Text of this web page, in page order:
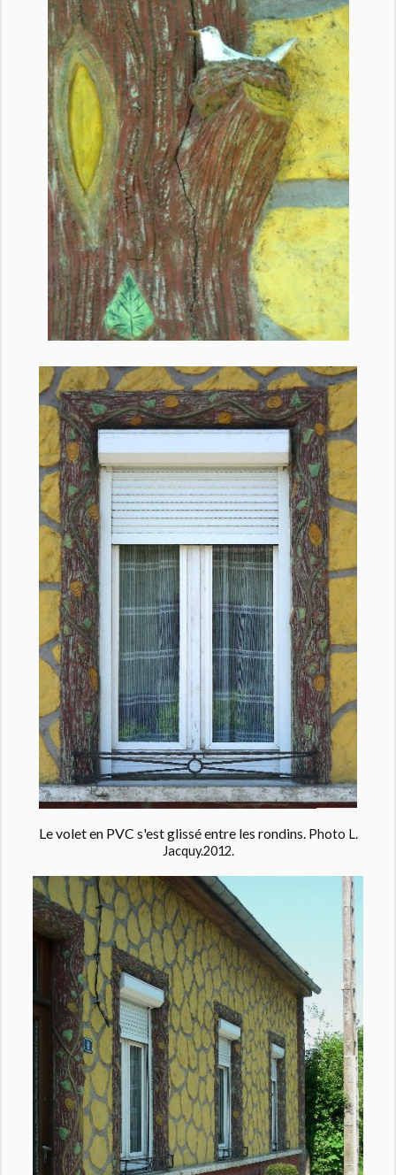
Le volet en PVC s'est glissé entre les rondins. Photo L.
Jacquy.2012.